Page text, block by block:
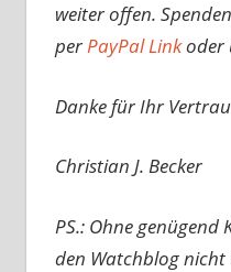
weiter offen.
perPayPal Linkoder
Danke für Ihr
Christian J. Becker
PS.: Ohne genügend
den Watchblog nicht